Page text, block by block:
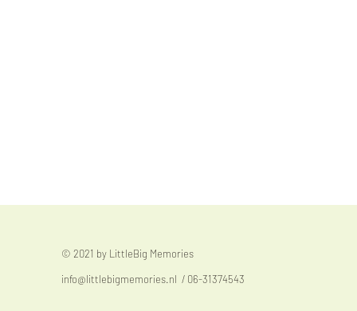
© 2021 by LittleBig Memories
info@littlebigmemories.nl / 06-31374543